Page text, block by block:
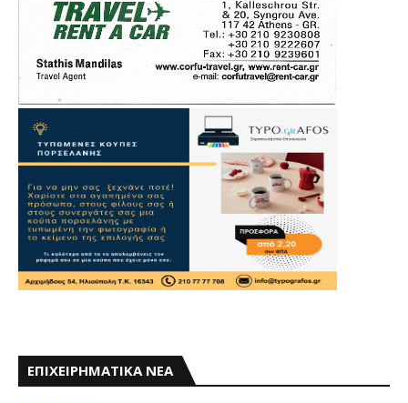
ΕΠΙΧΕΙΡΗΜΑΤΙΚΑ ΝΕΑ